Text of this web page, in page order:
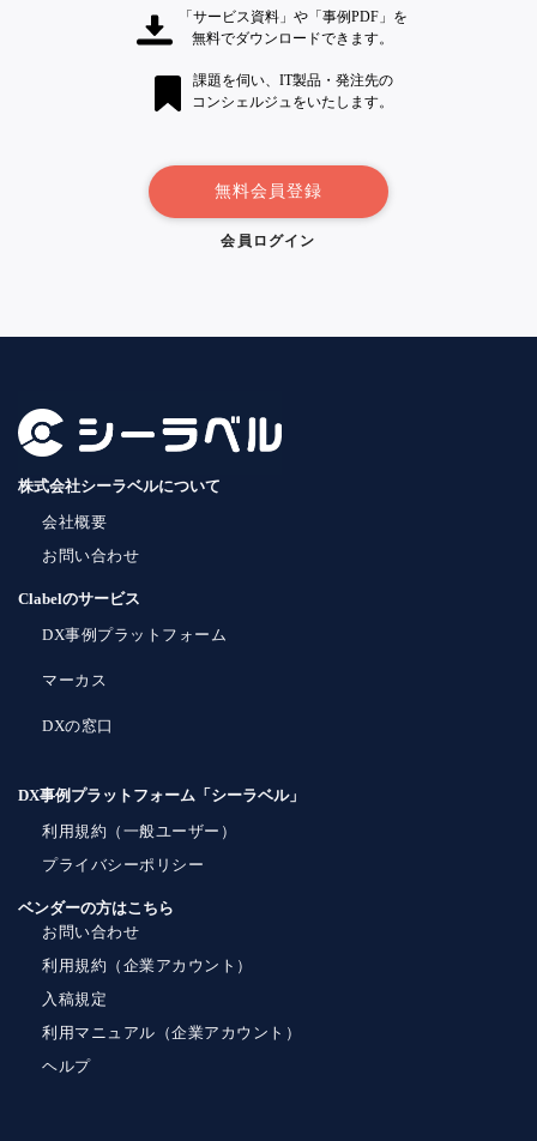
「サービス資料」や「事例PDF」を
無料でダウンロードできます。
課題を伺い、IT製品・発注先の
コンシェルジュをいたします。
無料会員登録
会員ログイン
株式会社シーラベルについて
会社概要
お問い合わせ
Clabelのサービス
DX事例プラットフォーム
マーカス
DXの窓口
DX事例プラットフォーム「シーラベル」
利用規約（一般ユーザー）
プライバシーポリシー
ベンダーの方はこちら
お問い合わせ
利用規約（企業アカウント）
入稿規定
利用マニュアル（企業アカウント）
ヘルプ